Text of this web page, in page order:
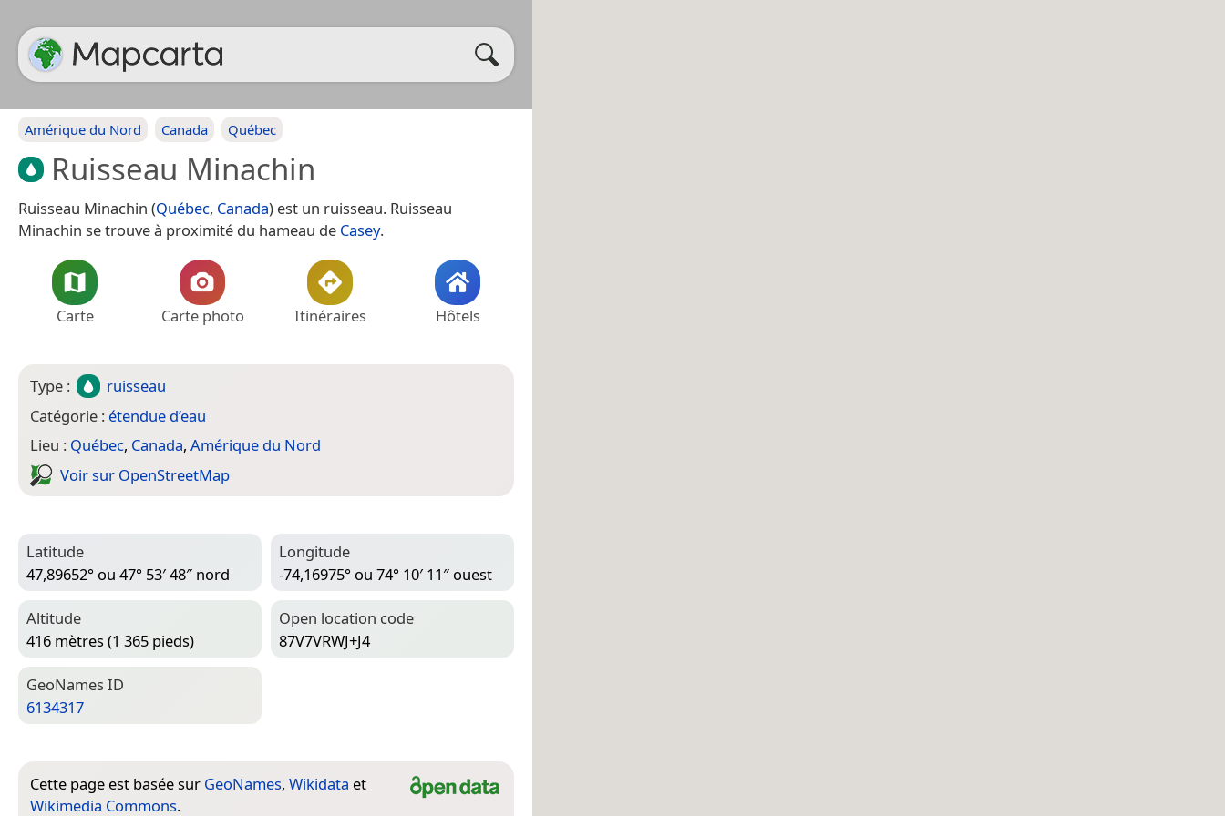
Amérique du Nord Canada Québec
Ruisseau Minachin
Ruisseau Minachin (Québec, Canada) est un ruisseau. Ruisseau
Minachin se trouve à proximité du hameau de Casey.
Carte Carte photo Itinéraires Hôtels
Type :
ruisseau
Catégorie : étendue d’eau
Lieu : Québec, Canada, Amérique du Nord
Voir sur Open­Street­Map
Latitude
47,89652° ou 47° 53′ 48″ nord
Longitude
-74,16975° ou 74° 10′ 11″ ouest
Altitude
416 mètres (1 365 pieds)
Open location code
87V7VRWJ+J4
Geo­Names ID
6134317
Cette page est basée sur GeoNames, Wikidata et
Wikimedia Commons.